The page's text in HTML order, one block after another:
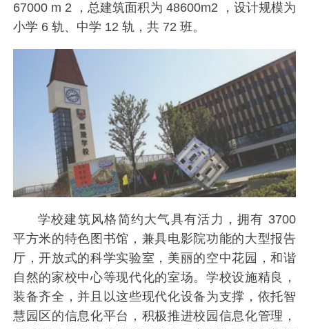
67000 m 2 ，总建筑面积为 48600m2 ，设计规模为
小学 6 轨、中学 12 轨，共 72 班。
学校建筑风格简约大气具有活力，拥有 3700
平方米的特色图书馆，兼具电影院功能的大型报告
厅，开放式的科学实验室，美丽的空中花园，和谐
自然的家校中心等现代化的室场。学校设施精良，
装备齐全，并且以这些现代化设备为支撑，依托智
慧园区的信息化平台，积极推进校园信息化管理，